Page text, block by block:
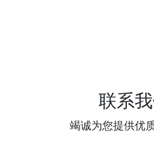
联系
竭诚为您提供优